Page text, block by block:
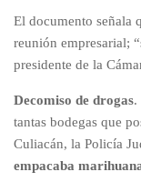
El documento señala
reunión empresarial;
presidente de la
Decomiso de drogas.
tantas bodegas que
Culiacán, la Policía
empacaba